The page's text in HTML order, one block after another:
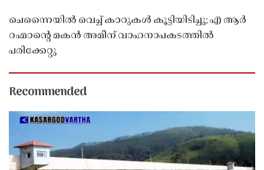
ചെന്നൈയിൽ വെച്ച് കാറുകൾ കൂട്ടിയിടിച്ചു; എ ആർ
റഹ്മാൻ്റെ മകൻ അമീന് വാഹനാപകടത്തിൽ
പരിക്കേറ്റു
Recommended